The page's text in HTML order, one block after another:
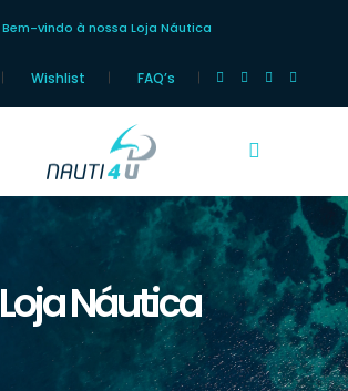
Bem-vindo à nossa Loja Náutica
Wishlist FAQ’s
Loja Náutica